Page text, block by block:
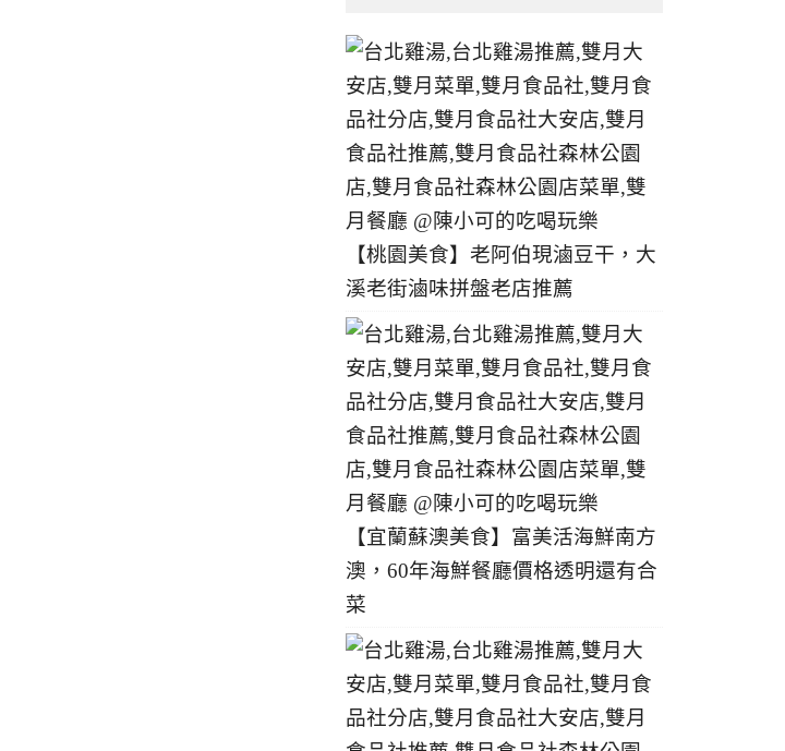
【桃園美食】老阿伯現滷豆干，大
溪老街滷味拼盤老店推薦
【宜蘭蘇澳美食】富美活海鮮南方
澳，60年海鮮餐廳價格透明還有合
菜